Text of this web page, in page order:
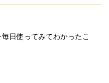
日使ってみてわかったこ